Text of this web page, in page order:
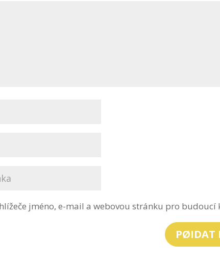
jméno, e-mail a webovou stránku pro budoucí
PØIDAT